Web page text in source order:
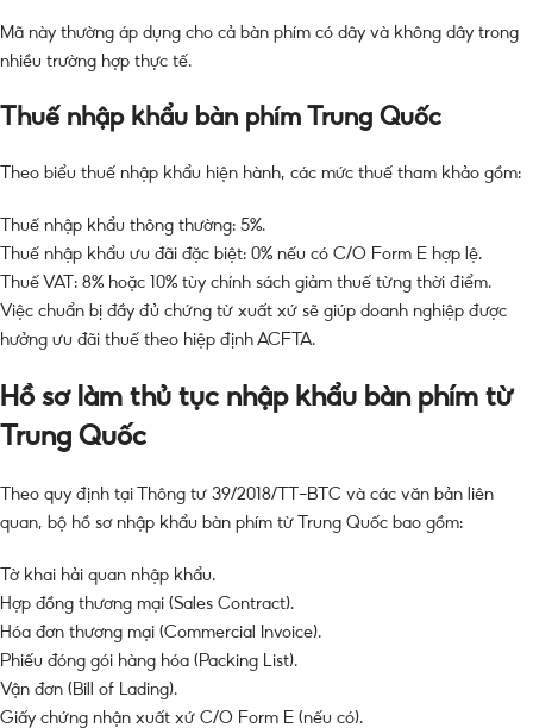
Mã này thường áp dụng cho cả bàn phím có dây và không dây trong
nhiều trường hợp thực tế.
Thuế nhập khẩu bàn phím Trung Quốc
Theo biểu thuế nhập khẩu hiện hành, các mức thuế tham khảo gồm:
Thuế nhập khẩu thông thường: 5%.
Thuế nhập khẩu ưu đãi đặc biệt: 0% nếu có C/O Form E hợp lệ.
Thuế VAT: 8% hoặc 10% tùy chính sách giảm thuế từng thời điểm.
Việc chuẩn bị đầy đủ chứng từ xuất xứ sẽ giúp doanh nghiệp được
hưởng ưu đãi thuế theo hiệp định ACFTA.
Hồ sơ làm thủ tục nhập khẩu bàn phím từ
Trung Quốc
Theo quy định tại Thông tư 39/2018/TT-BTC và các văn bản liên
quan, bộ hồ sơ nhập khẩu bàn phím từ Trung Quốc bao gồm:
Tờ khai hải quan nhập khẩu.
Hợp đồng thương mại (Sales Contract).
Hóa đơn thương mại (Commercial Invoice).
Phiếu đóng gói hàng hóa (Packing List).
Vận đơn (Bill of Lading).
Giấy chứng nhận xuất xứ C/O Form E (nếu có).